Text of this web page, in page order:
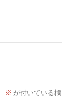
※ が付いている欄